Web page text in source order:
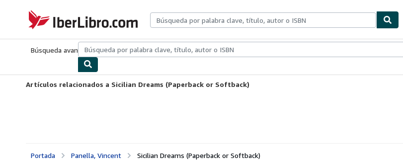
IberLibro.com
Búsqueda avanzadaColecciones Libros antiguosArte y coleccionismo
Artículos relacionados a Sicilian Dreams (Paperback or Softback)
Portada Panella, Vincent Sicilian Dreams (Paperback or Softback)